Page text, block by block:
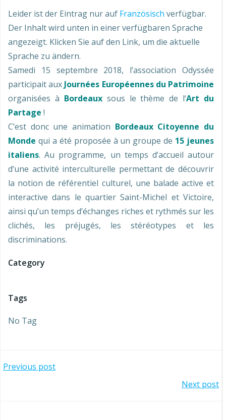
Leider ist der Eintrag nur auf Französisch verfügbar.
Der Inhalt wird unten in einer verfügbaren Sprache
angezeigt. Klicken Sie auf den Link, um die aktuelle
Sprache zu ändern.
Samedi 15 septembre 2018, l’association Odyssée
participait aux Journées Européennes du Patrimoine
organisées à Bordeauxsous le thème de l‘Art du
Partage !
C’est donc une animation Bordeaux Citoyenne du
Monde qui a été proposée à un groupe de 15 jeunes
italiens. Au programme, un temps d’accueil autour
d’une activité interculturelle permettant de découvrir
la notion de référentiel culturel, une balade active et
interactive dans le quartier Saint-Michel et Victoire,
ainsi qu’un temps d’échanges riches et rythmés sur les
clichés, les préjugés, les stéréotypes et les
discriminations.
Category
Tags
No Tag
Beitragsnavigation
Previous post
Next post